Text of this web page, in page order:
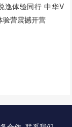
逸体验同行 中华V
验营震撼开营